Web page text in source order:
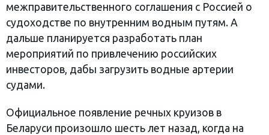
межправительственного соглашения с Россией о
судоходстве по внутренним водным путям. А
дальше планируется разработать план
мероприятий по привлечению российских
инвесторов, дабы загрузить водные артерии
судами.
Официальное появление речных круизов в
Беларуси произошло шесть лет назад, когда на